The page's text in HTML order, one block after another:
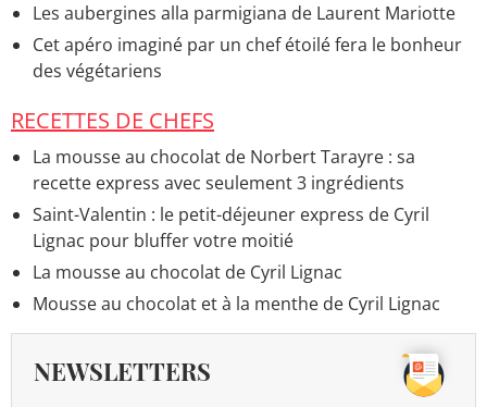
Les aubergines alla parmigiana de Laurent Mariotte
Cet apéro imaginé par un chef étoilé fera le bonheur
des végétariens
RECETTES DE CHEFS
La mousse au chocolat de Norbert Tarayre : sa
recette express avec seulement 3 ingrédients
Saint-Valentin : le petit-déjeuner express de Cyril
Lignac pour bluffer votre moitié
La mousse au chocolat de Cyril Lignac
Mousse au chocolat et à la menthe de Cyril Lignac
NEWSLETTERS